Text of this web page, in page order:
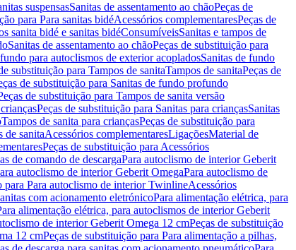
suspensasSanitas de assentamento ao chãoPeças de
para Para sanitas bidéAcessórios complementaresPeças de
sanita bidé e sanitas bidéConsumíveisSanitas e tampos de
Sanitas de assentamento ao chãoPeças de substituição para
para autoclismos de exterior acopladosSanitas de fundo
substituição para Tampos de sanitaTampos de sanitaPeças de
de substituição para Sanitas de fundo profundo
de substituição para Tampos de sanita versão
Peças de substituição para Sanitas para criançasSanitas
Tampos de sanita para criançasPeças de substituição para
de sanitaAcessórios complementaresLigaçõesMaterial de
Peças de substituição para Acessórios
de comando de descargaPara autoclismo de interior Geberit
autoclismo de interior Geberit OmegaPara autoclismo de
para Para autoclismo de interior TwinlineAcessórios
com acionamento eletrónicoPara alimentação elétrica, para
alimentação elétrica, para autoclismos de interior Geberit
de interior Geberit Omega 12 cmPeças de substituição
12 cmPeças de substituição para Para alimentação a pilhas,